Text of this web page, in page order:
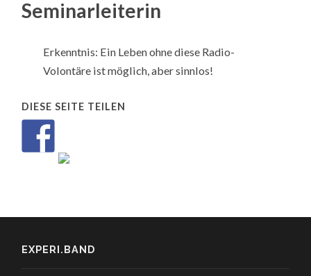
Seminarleiterin
Erkenntnis: Ein Leben ohne diese Radio-
Volontäre ist möglich, aber sinnlos!
DIESE SEITE TEILEN
EXPERI.BAND